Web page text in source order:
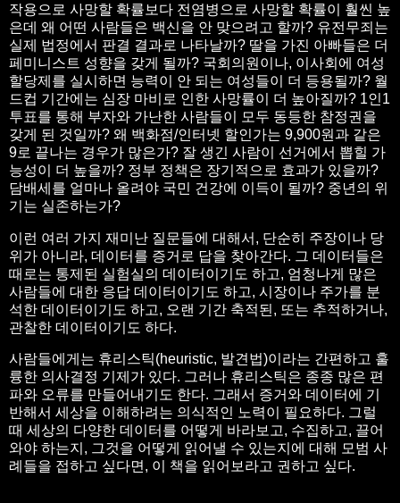
작용으로 사망할 확률보다 전염병으로 사망할 확률이 훨씬 높
은데 왜 어떤 사람들은 백신을 안 맞으려고 할까? 유전무죄는
실제 법정에서 판결 결과로 나타날까? 딸을 가진 아빠들은 더
페미니스트 성향을 갖게 될까? 국회의원이나, 이사회에 여성
할당제를 실시하면 능력이 안 되는 여성들이 더 등용될까? 월
드컵 기간에는 심장 마비로 인한 사망률이 더 높아질까? 1인1
투표를 통해 부자와 가난한 사람들이 모두 동등한 참정권을
갖게 된 것일까? 왜 백화점/인터넷 할인가는 9,900원과 같은
9로 끝나는 경우가 많은가? 잘 생긴 사람이 선거에서 뽑힐 가
능성이 더 높을까? 정부 정책은 장기적으로 효과가 있을까?
담배세를 얼마나 올려야 국민 건강에 이득이 될까? 중년의 위
기는 실존하는가?
이런 여러 가지 재미난 질문들에 대해서, 단순히 주장이나 당
위가 아니라, 데이터를 증거로 답을 찾아간다. 그 데이터들은
때로는 통제된 실험실의 데이터이기도 하고, 엄청나게 많은
사람들에 대한 응답 데이터이기도 하고, 시장이나 주가를 분
석한 데이터이기도 하고, 오랜 기간 축적된, 또는 추적하거나,
관찰한 데이터이기도 하다.
사람들에게는 휴리스틱(heuristic, 발견법)이라는 간편하고 훌
륭한 의사결정 기제가 있다. 그러나 휴리스틱은 종종 많은 편
파와 오류를 만들어내기도 한다. 그래서 증거와 데이터에 기
반해서 세상을 이해하려는 의식적인 노력이 필요하다. 그럴
때 세상의 다양한 데이터를 어떻게 바라보고, 수집하고, 끌어
와야 하는지, 그것을 어떻게 읽어낼 수 있는지에 대해 모범 사
례들을 접하고 싶다면, 이 책을 읽어보라고 권하고 싶다.